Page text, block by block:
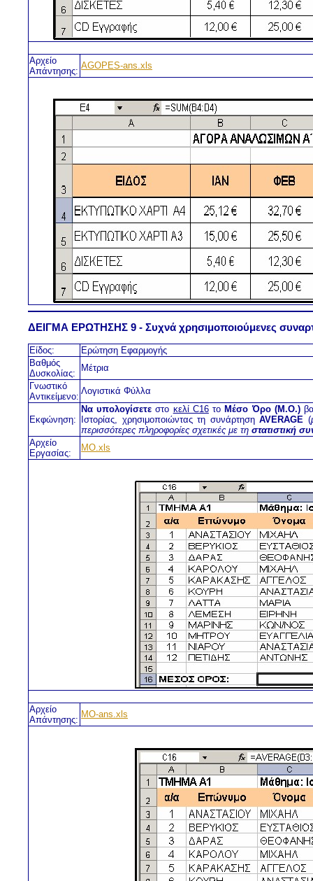
Αρχείο
Απάντησης:
AGOPES-ans.xls
ΔΕΙΓΜΑ ΕΡΩΤΗΣΗΣ 9 - Συχνά χρησιμοποιούμενες
Είδος:
Ερώτηση Εφαρμογής
Βαθμός
Δυσκολίας:
Μέτρια
Γνωστικό
Αντικείμενο:
Λογιστικά Φύλλα
Εκφώνηση:
Να υπολογίσετε στο κελί C16το Μέσο Όρο (M.O.)
Ιστορίας, χρησιμοποιώντας τη συνάρτηση AVERAGE (
περισσότερες πληροφορίες σχετικές με τη στατιστική
Αρχείο
Εργασίας:
MO.xls
Αρχείο
Απάντησης:
MO-ans.xls